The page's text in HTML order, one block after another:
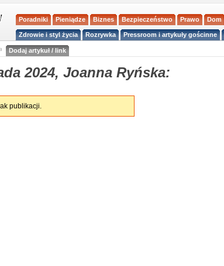
Poradniki Pieniądze Biznes Bezpieczeństwo Prawo Dom
Zdrowie i styl życia Rozrywka Pressroom i artykuły gościnne
Dodaj artykuł / link
2024, Joanna Ryńska:
publikacji.